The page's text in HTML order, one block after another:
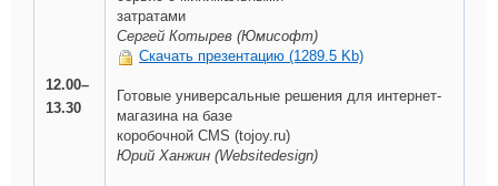
12.00–
13.30
затратами
Сергей Котырев (Юмисофт)
Скачать презентацию (1289.5 Kb)
Готовые универсальные решения для интернет-
магазина на базе
коробочной CMS (tojoy.ru)
Юрий Ханжин (Websitedesign)